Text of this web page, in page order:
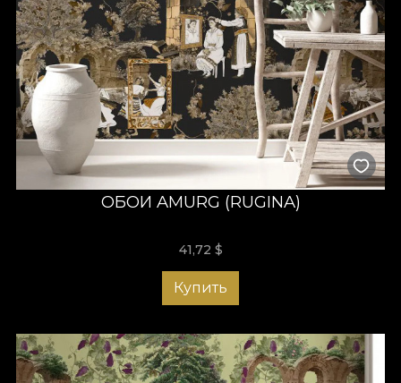
ОБОИ AMURG (RUGINA)
41,72 $
Купить